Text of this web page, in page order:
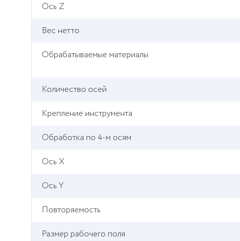
Ось Z
Вес нетто
Обрабатываемые материалы
Количество осей
Крепление инструмента
Обработка по 4-м осям
Ось X
Ось Y
Повторяемость
Размер рабочего поля